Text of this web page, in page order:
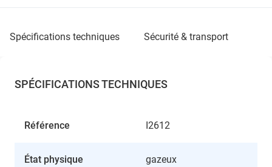
spécifications techniques sécurité & transport
SPÉCIFICATIONS TECHNIQUES
Référence I2612
État physique gazeux